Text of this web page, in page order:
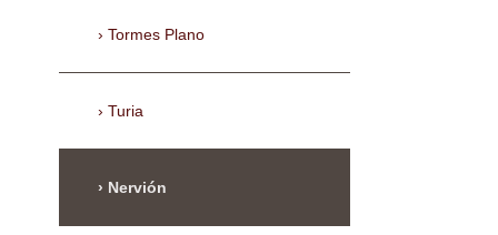
Tormes Plano
Turia
Nervión